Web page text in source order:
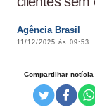
Agência Brasil
11/12/2025 às 09:53
Compartilhar notícia